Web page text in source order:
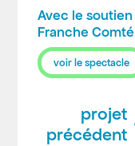
Avec le
Franche Comté
voir le spectacle
projet
précédent